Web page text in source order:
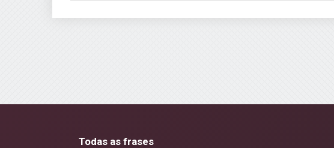
Todas as frases